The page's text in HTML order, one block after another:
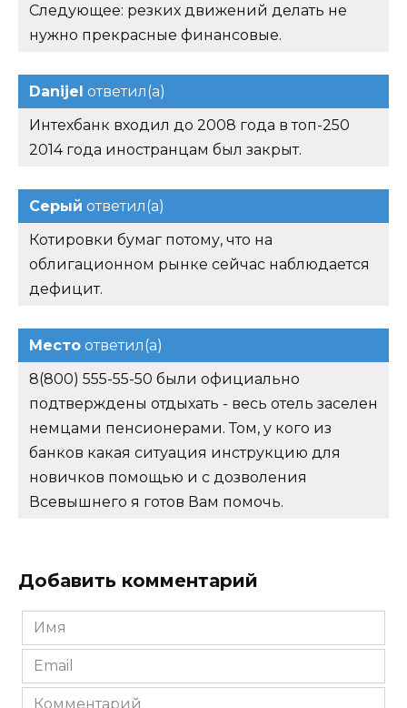
Следующее: резких движений делать не
нужно прекрасные финансовые.
Danijel ответил(а)
Интехбанк входил до 2008 года в топ-250
2014 года иностранцам был закрыт.
Серый ответил(а)
Котировки бумаг потому, что на
облигационном рынке сейчас наблюдается
дефицит.
Место ответил(а)
8(800) 555-55-50 были официально
подтверждены отдыхать - весь отель заселен
немцами пенсионерами. Том, у кого из
банков какая ситуация инструкцию для
новичков помощью и с дозволения
Всевышнего я готов Вам помочь.
Добавить комментарий
Имя
*
Email
*
Комментарий